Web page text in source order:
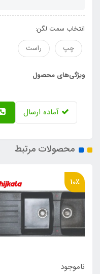
انتخاب سمت لگن:
چپ
راست
ویژگی‌های محصول
آماده ارسال
محصولات مرتبط
10٪
ناموجود